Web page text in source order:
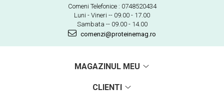
Comeni Telefonice : 0748520434
Luni - Vineri -- 09.00 - 17.00
Sambata -- 09.00 - 14.00
comenzi@proteinemag.ro
MAGAZINUL MEU
CLIENTI